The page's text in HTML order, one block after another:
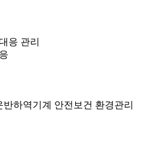
응 관리
하역기계 안전보건 환경관리